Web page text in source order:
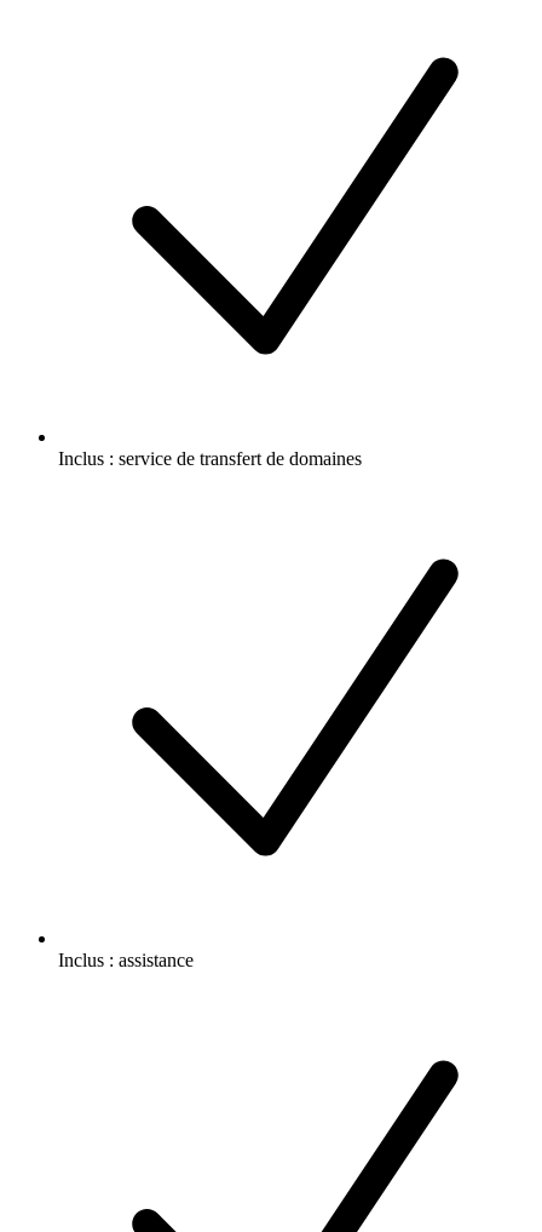
Inclus : service de transfert de domaines
Inclus : assistance